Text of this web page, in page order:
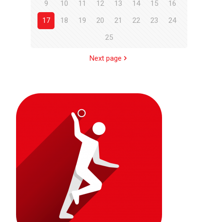
9
10 11 12 13 14 15
16
17
18 19 20 21 22 23
24
25
Next page